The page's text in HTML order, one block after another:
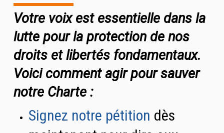
Votre voix est essentielle dans la
lutte pour la protection de nos
droits et libertés fondamentaux.
Voici comment agir pour sauver
notre Charte :
Signez notre pétition dès